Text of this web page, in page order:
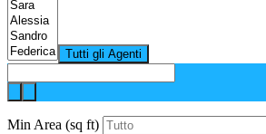
Tutti gli Agenti
Min Area (sq ft)